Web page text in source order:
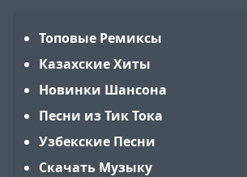
Топовые Ремиксы
Казахские Хиты
Новинки Шансона
Песни из Тик Тока
Узбекские Песни
Скачать Музыку